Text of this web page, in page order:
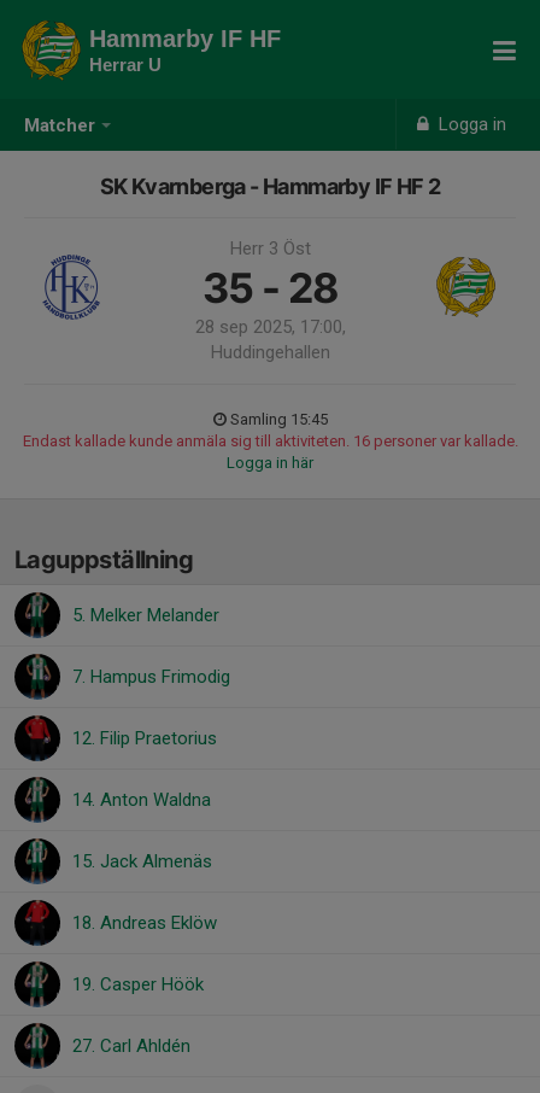
Matcher Logga in
Hammarby IF HF
Herrar U
SK Kvarnberga - Hammarby IF HF 2
Herr 3 Öst
35 - 28
28 sep 2025, 17:00,
Huddingehallen
Samling 15:45
Endast kallade kunde anmäla sig till aktiviteten. 16 personer var kallade.
Logga in här
Laguppställning
5. Melker Melander
7. Hampus Frimodig
12. Filip Praetorius
14. Anton Waldna
15. Jack Almenäs
18. Andreas Eklöw
19. Casper Höök
27. Carl Ahldén